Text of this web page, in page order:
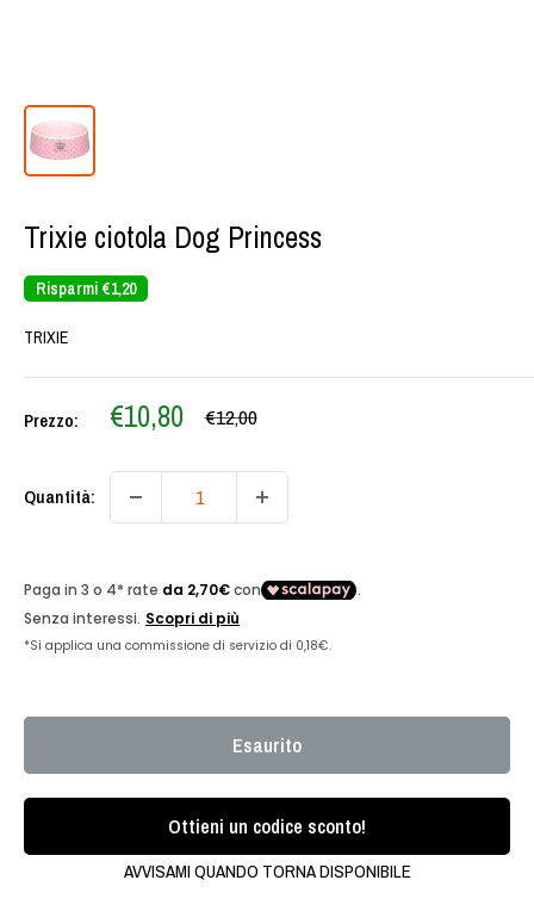
Trixie ciotola Dog Princess
Risparmi €1,20
TRIXIE
Prezzo: Prezzo
scontato
€10,80 Prezzo
€12,00
Quantità:
Esaurito
Ottieni un codice sconto!
AVVISAMI QUANDO TORNA DISPONIBILE